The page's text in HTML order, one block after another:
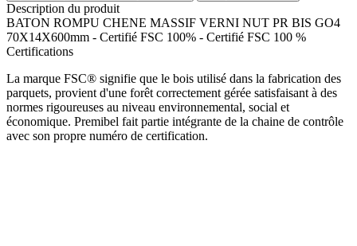
Description du produit
BATON ROMPU CHENE MASSIF VERNI NUT PR BIS GO4
70X14X600mm - Certifié FSC 100% - Certifié FSC 100 %
Certifications
La marque FSC® signifie que le bois utilisé dans la fabrication des
parquets, provient d'une forêt correctement gérée satisfaisant à des
normes rigoureuses au niveau environnemental, social et
économique. Premibel fait partie intégrante de la chaine de contrôle
avec son propre numéro de certification.